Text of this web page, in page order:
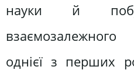
науки й
однієї з перших